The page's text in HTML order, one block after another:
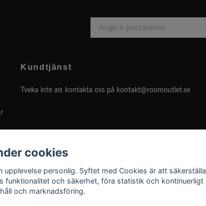
Kundtjänst
Tveka inte att kontakta oss på kontakt@roomoutlet.se
cookies
upplevelse personlig. Syftet med Cookies är att säkerställa
funktionalitet och säkerhet, föra statistik och kontinuerligt
och marknadsföring.